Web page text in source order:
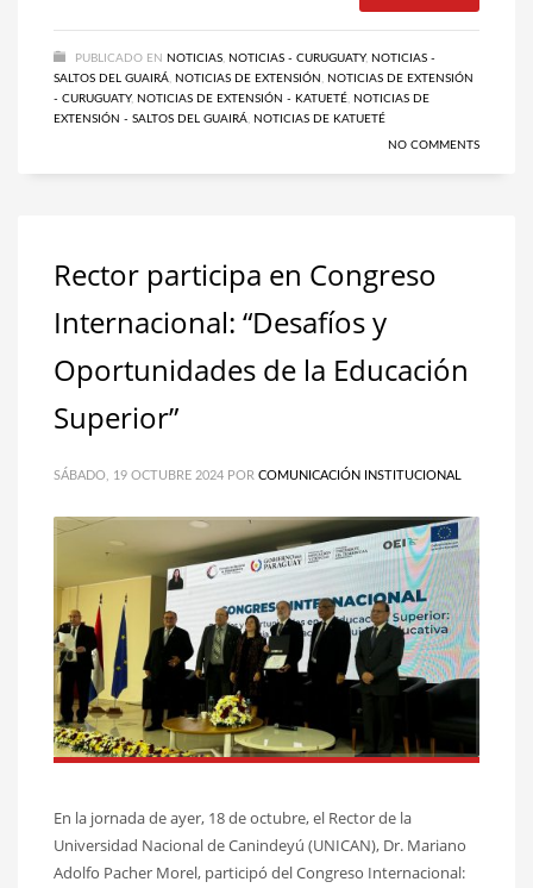
PUBLICADO EN NOTICIAS NOTICIAS - CURUGUATY, NOTICIAS -
SALTOS DEL GUAIRÁ NOTICIAS DE EXTENSIÓN
NOTICIAS DE EXTENSIÓN
- CURUGUATY, NOTICIAS DE EXTENSIÓN - KATUETÉ NOTICIAS DE
EXTENSIÓN - SALTOS DEL GUAIRÁ NOTICIAS DE KATUETÉ
NO COMMENTS
Rector participa en Congreso
Internacional: “Desafíos y
Oportunidades de la Educación
Superior”
SÁBADO, 19 OCTUBRE 2024 POR COMUNICACIÓN INSTITUCIONAL
En la jornada de ayer, 18 de octubre, el Rector de la
Universidad Nacional de Canindeyú (UNICAN), Dr. Mariano
Adolfo Pacher Morel, participó del Congreso Internacional: